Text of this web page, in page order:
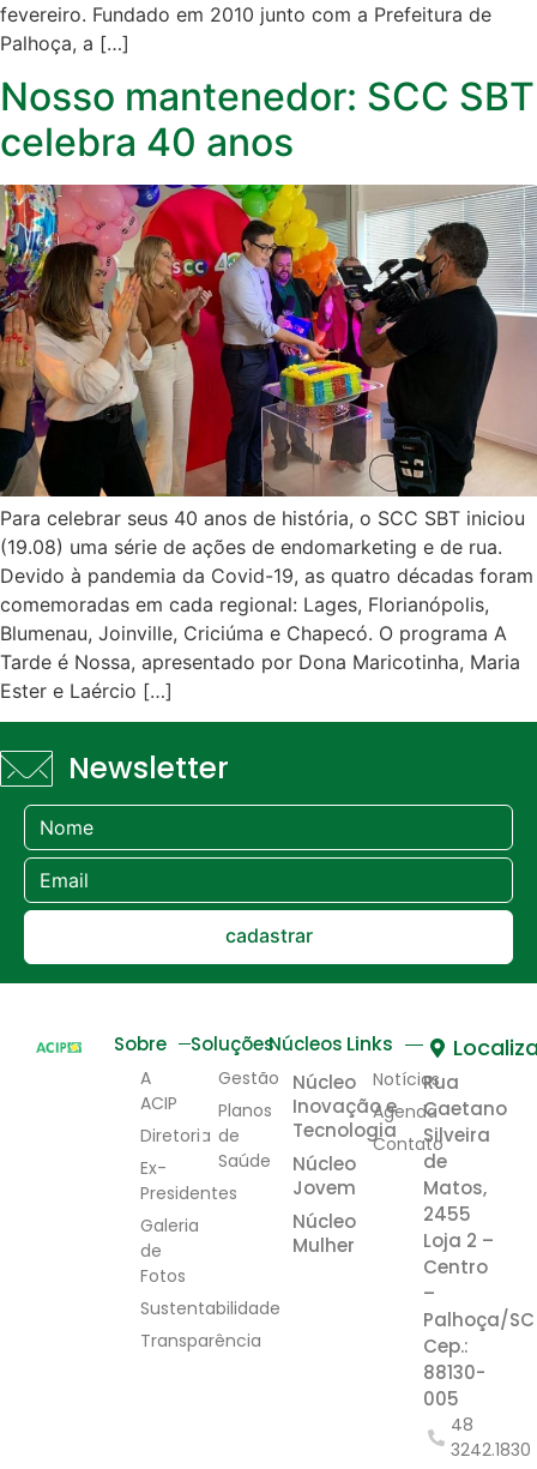
fevereiro. Fundado em 2010 junto com a Prefeitura de
Palhoça, a […]
Nosso mantenedor: SCC SBT
celebra 40 anos
Para celebrar seus 40 anos de história, o SCC SBT iniciou
(19.08) uma série de ações de endomarketing e de rua.
Devido à pandemia da Covid-19, as quatro décadas foram
comemoradas em cada regional: Lages, Florianópolis,
Blumenau, Joinville, Criciúma e Chapecó. O programa A
Tarde é Nossa, apresentado por Dona Maricotinha, Maria
Ester e Laércio […]
Newsletter
cadastrar
Sobre
A
ACIP
Diretoria
Ex-
Presidentes
Galeria
de
Fotos
Sustentabilidade
Transparência
Soluções
Gestão
Planos
de
Saúde
Núcleos
Núcleo
Inovação e
Tecnologia
Núcleo
Jovem
Núcleo
Mulher
Links
Notícias
Agenda
Contato
Rua
Caetano
Silveira
de
Matos,
2455
Loja 2 –
Centro
–
Palhoça/SC
Cep.:
88130-
005
48
3242.1830